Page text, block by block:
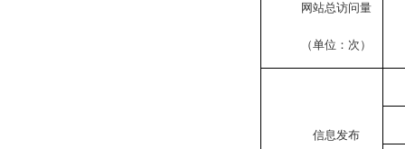
网站总访问量
（单位：次）
信息发布